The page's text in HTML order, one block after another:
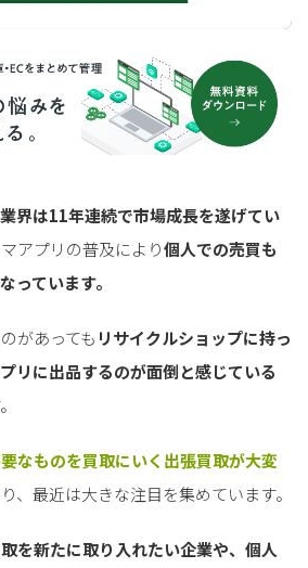
界は11年連続で市場成長を遂げてい
アプリの普及により個人での売買も
っています。
があっても リサイクルショップに持っ
リに出品するのが面倒と感じている
なものを買取にいく出張買取が大変
、最近は大きな注目を集めています。
を新たに取り入れたい企業や、個人